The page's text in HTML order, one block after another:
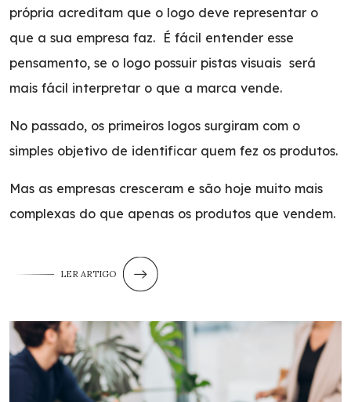
própria acreditam que o logo deve representar o
que a sua empresa faz. É fácil entender esse
pensamento, se o logo possuir pistas visuais será
mais fácil interpretar o que a marca vende.
No passado, os primeiros logos surgiram com o
simples objetivo de identificar quem fez os produtos.
Mas as empresas cresceram e são hoje muito mais
complexas do que apenas os produtos que vendem.
LER ARTIGO